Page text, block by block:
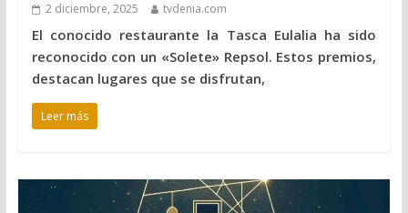
2 diciembre, 2025 tvdenia.com
El conocido restaurante la Tasca Eulalia ha sido
reconocido con un «Solete» Repsol. Estos premios,
destacan lugares que se disfrutan,
Leer más